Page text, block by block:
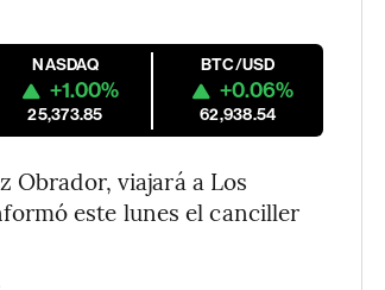
NASDAQ
+1.00%
25,373.85
BTC/USD
+0.06%
62,938.54
Obrador, viajará a Los
este lunes el canciller